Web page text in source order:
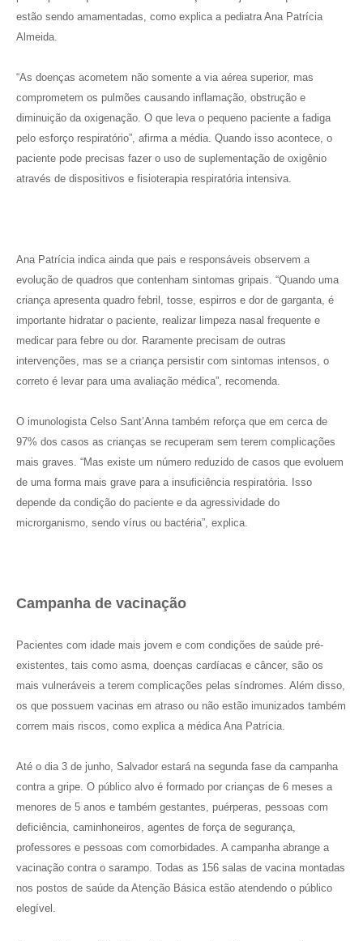
estão sendo amamentadas, como explica a pediatra Ana Patrícia
Almeida.
“As doenças acometem não somente a via aérea superior, mas
comprometem os pulmões causando inflamação, obstrução e
diminuição da oxigenação. O que leva o pequeno paciente a fadiga
pelo esforço respiratório”, afirma a média. Quando isso acontece, o
paciente pode precisas fazer o uso de suplementação de oxigênio
através de dispositivos e fisioterapia respiratória intensiva.
Ana Patrícia indica ainda que pais e responsáveis observem a
evolução de quadros que contenham sintomas gripais. “Quando uma
criança apresenta quadro febril, tosse, espirros e dor de garganta, é
importante hidratar o paciente, realizar limpeza nasal frequente e
medicar para febre ou dor. Raramente precisam de outras
intervenções, mas se a criança persistir com sintomas intensos, o
correto é levar para uma avaliação médica”, recomenda.
O imunologista Celso Sant’Anna também reforça que em cerca de
97% dos casos as crianças se recuperam sem terem complicações
mais graves. “Mas existe um número reduzido de casos que evoluem
de uma forma mais grave para a insuficiência respiratória. Isso
depende da condição do paciente e da agressividade do
microrganismo, sendo vírus ou bactéria”, explica.
Campanha de vacinação
Pacientes com idade mais jovem e com condições de saúde pré-
existentes, tais como asma, doenças cardíacas e câncer, são os
mais vulneráveis a terem complicações pelas síndromes. Além disso,
os que possuem vacinas em atraso ou não estão imunizados também
correm mais riscos, como explica a médica Ana Patrícia.
Até o dia 3 de junho, Salvador estará na segunda fase da campanha
contra a gripe. O público alvo é formado por crianças de 6 meses a
menores de 5 anos e também gestantes, puérperas, pessoas com
deficiência, caminhoneiros, agentes de força de segurança,
professores e pessoas com comorbidades. A campanha abrange a
vacinação contra o sarampo. Todas as 156 salas de vacina montadas
nos postos de saúde da Atenção Básica estão atendendo o público
elegível.